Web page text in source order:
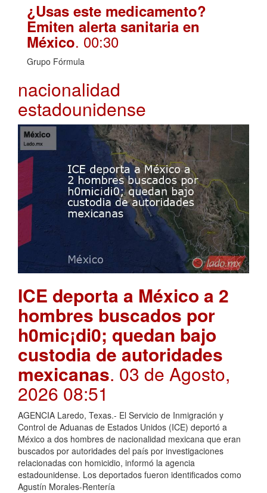
¿Usas este medicamento?
Emiten alerta sanitaria en
México. 00:30
Grupo Fórmula
nacionalidad
estadounidense
ICE deporta a México a 2
hombres buscados por
h0mic¡di0; quedan bajo
custodia de autoridades
mexicanas. 03 de Agosto,
2026 08:51
AGENCIA Laredo, Texas.- El Servicio de Inmigración y
Control de Aduanas de Estados Unidos (ICE) deportó a
México a dos hombres de nacionalidad mexicana que eran
buscados por autoridades del país por investigaciones
relacionadas con homicidio, informó la agencia
estadounidense. Los deportados fueron identificados como
Agustín Morales-Rentería